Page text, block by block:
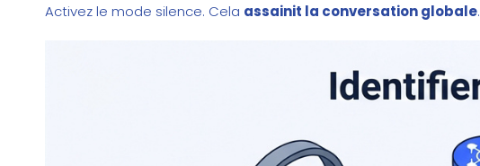
Activez le mode silence. Cela assainit la conversation globale.